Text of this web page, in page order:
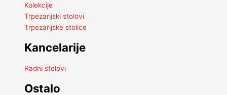
Kolekcije
Trpezarijski stolovi
Trpezarijske stolice
Kancelarije
Radni stolovi
Ostalo